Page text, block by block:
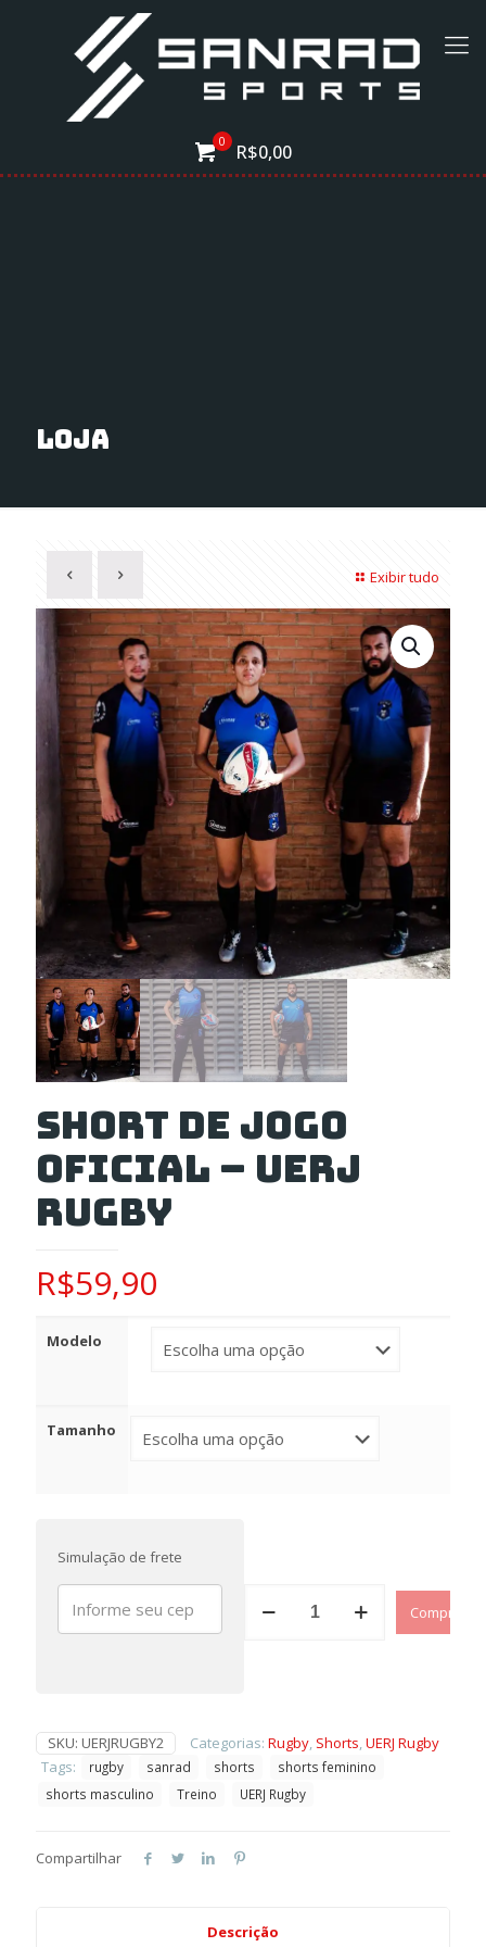
0 R$0,00
Loja
Exibir tudo
Short de Jogo
Oficial – UERJ
RUGBY
R$59,90
Modelo
Tamanho
Simulação de frete
quantidade
Comprar
SKU: UERJRUGBY2 Categorias: Rugby, Shorts,UERJ Rugby
Tags:
rugby sanrad shorts
shorts feminino
shorts masculino
Treino UERJ Rugby
Compartilhar
Descrição